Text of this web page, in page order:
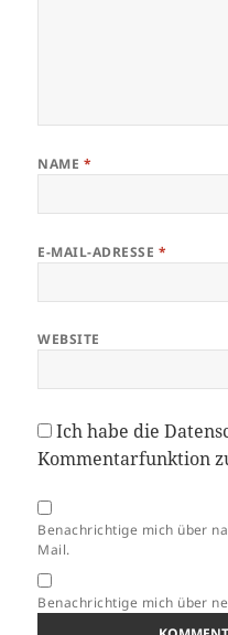
NAME *
E-MAIL-ADRESSE *
WEBSITE
Ich habe die
Kommentarfunktion
Benachrichtige mich über
Mail.
Benachrichtige mich über